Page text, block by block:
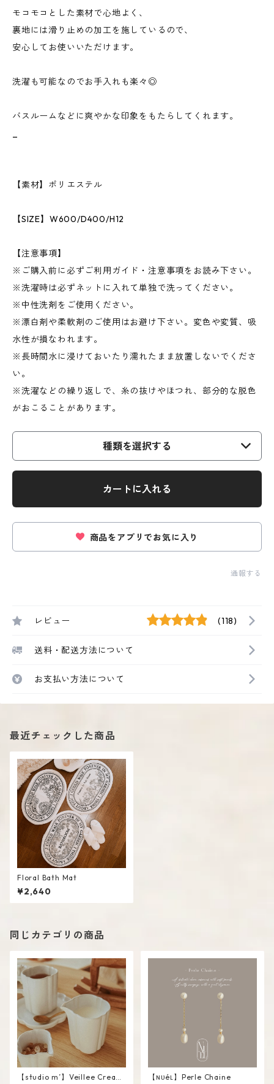
モコモコとした素材で心地よく、
裏地には滑り止めの加工を施しているので、
安心してお使いいただけます。
洗濯も可能なのでお手入れも楽々◎
バスルームなどに爽やかな印象をもたらしてくれます。
【素材】ポリエステル
【SIZE】W600/D400/H12
【注意事項】
※ご購入前に必ずご利用ガイド・注意事項をお読み下さい。
※洗濯時は必ずネットに入れて単独で洗ってください。
※中性洗剤をご使用ください。
※漂白剤や柔軟剤のご使用はお避け下さい。変色や変質、吸
水性が損なわれます。
※長時間水に浸けておいたり濡れたまま放置しないでくださ
い。
※洗濯などの繰り返しで、糸の抜けやほつれ、部分的な脱色
がおこることがあります。
種類を選択する
カートに入れる
商品をアプリでお気に入り
通報する
レビュー (118)
送料・配送方法について
お支払い方法について
最近チェックした商品
Floral Bath Mat
¥2,640
同じカテゴリの商品
【studio m’】Veillee Cream
【ɴᴜéʟ】Perle Chaine